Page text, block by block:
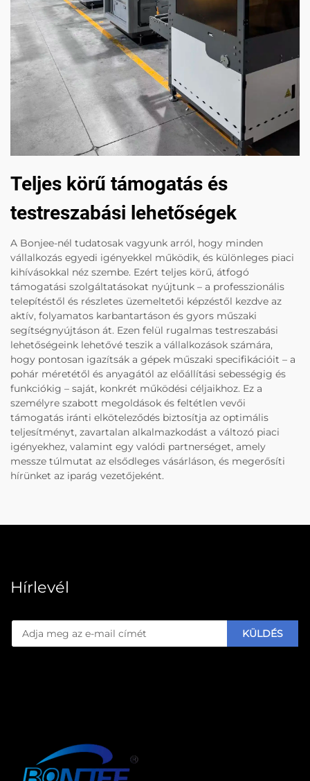
Teljes körű támogatás és
testreszabási lehetőségek
A Bonjee-nél tudatosak vagyunk arról, hogy minden
vállalkozás egyedi igényekkel működik, és különleges piaci
kihívásokkal néz szembe. Ezért teljes körű, átfogó
támogatási szolgáltatásokat nyújtunk – a professzionális
telepítéstől és részletes üzemeltetői képzéstől kezdve az
aktív, folyamatos karbantartáson és gyors műszaki
segítségnyújtáson át. Ezen felül rugalmas testreszabási
lehetőségeink lehetővé teszik a vállalkozások számára,
hogy pontosan igazítsák a gépek műszaki specifikációit – a
pohár méretétől és anyagától az előállítási sebességig és
funkciókig – saját, konkrét működési céljaikhoz. Ez a
személyre szabott megoldások és feltétlen vevői
támogatás iránti elköteleződés biztosítja az optimális
teljesítményt, zavartalan alkalmazkodást a változó piaci
igényekhez, valamint egy valódi partnerséget, amely
messze túlmutat az elsődleges vásárláson, és megerősíti
hírünket az iparág vezetőjeként.
Hírlevél
KÜLDÉS